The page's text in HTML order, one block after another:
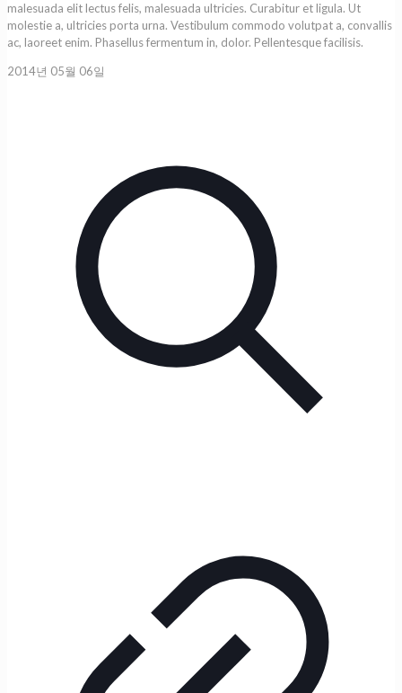
malesuada elit lectus felis, malesuada ultricies. Curabitur et ligula. Ut
molestie a, ultricies porta urna. Vestibulum commodo volutpat a, convallis
ac, laoreet enim. Phasellus fermentum in, dolor. Pellentesque facilisis.
2014년 05월 06일